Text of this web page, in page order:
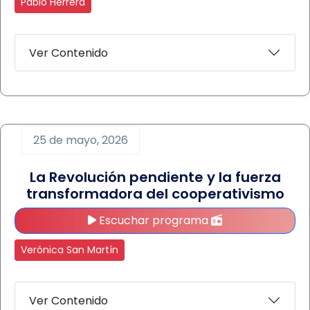
Ver Contenido
25 de mayo, 2026
La Revolución pendiente y la fuerza
transformadora del cooperativismo
Escuchar programa
Verónica San Martín
Ver Contenido